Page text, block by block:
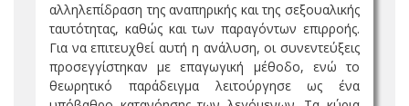
αλληλεπίδραση της αναπηρικής και της σεξουαλικής
ταυτότητας, καθώς και των παραγόντων επιρροής.
Για να επιτευχθεί αυτή η ανάλυση, οι συνεντεύξεις
προσεγγίστηκαν με επαγωγική μέθοδο, ενώ το
θεωρητικό παράδειγμα λειτούργησε ως ένα